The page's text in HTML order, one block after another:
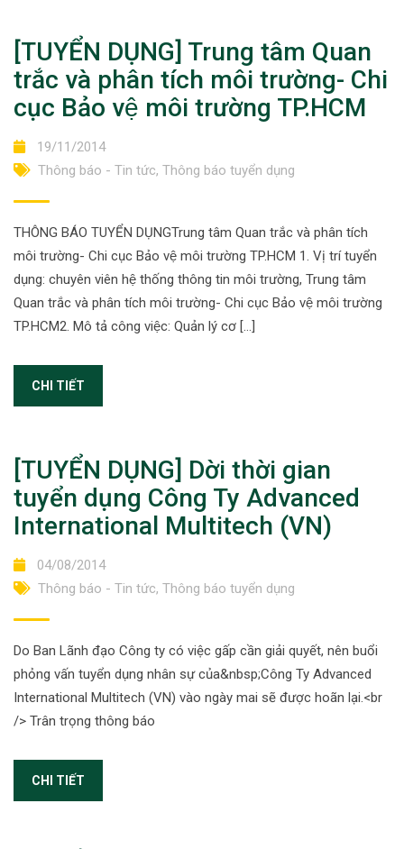
[TUYỂN DỤNG] Trung tâm Quan
trắc và phân tích môi trường- Chi
cục Bảo vệ môi trường TP.HCM
19/11/2014
Thông báo - Tin tức, Thông báo tuyển dụng
THÔNG BÁO TUYỂN DỤNGTrung tâm Quan trắc và phân tích
môi trường- Chi cục Bảo vệ môi trường TP.HCM 1. Vị trí tuyển
dụng: chuyên viên hệ thống thông tin môi trường, Trung tâm
Quan trắc và phân tích môi trường- Chi cục Bảo vệ môi trường
TP.HCM2. Mô tả công việc: Quản lý cơ […]
CHI TIẾT
[TUYỂN DỤNG] Dời thời gian
tuyển dụng Công Ty Advanced
International Multitech (VN)
04/08/2014
Thông báo - Tin tức, Thông báo tuyển dụng
Do Ban Lãnh đạo Công ty có việc gấp cần giải quyết, nên buổi
phỏng vấn tuyển dụng nhân sự của&nbsp;Công Ty Advanced
International Multitech (VN) vào ngày mai sẽ được hoãn lại.<br
/> Trân trọng thông báo
CHI TIẾT